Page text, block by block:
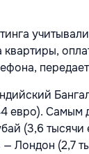
передает
евро). Самым
(3,6 тысячи
Лондон (2,7